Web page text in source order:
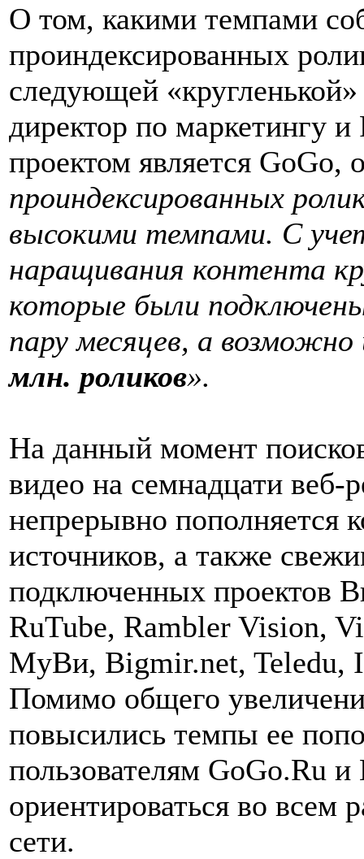
О том, какими темпами
проиндексированных
следующей
директор по маркетингу
проектом является GoGo,
проиндексированных
высокими темпами. С
наращивания контента
которые были
пару месяцев, а
млн. роликов».
На данный момент
видео на семнадцати веб-
непрерывно пополняется
источников, а также
подключенных проектов
RuTube, Rambler Vision,
MyВи, Bigmir.net, Teledu,
Помимо общего
повысились темпы ее
пользователям GoGo.Ru
ориентироваться во всем
cети.